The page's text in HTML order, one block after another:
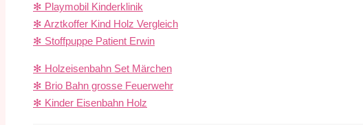
✻ Playmobil Kinderklinik
✻ Arztkoffer Kind Holz Vergleich
✻ Stoffpuppe Patient Erwin
✻ Holzeisenbahn Set Märchen
✻ Brio Bahn grosse Feuerwehr
✻ Kinder Eisenbahn Holz